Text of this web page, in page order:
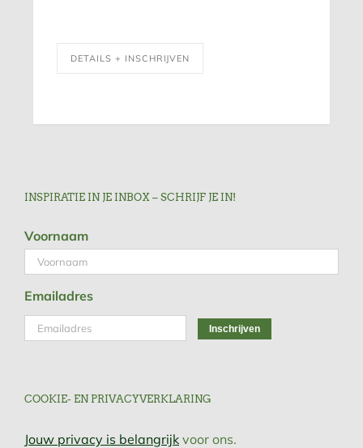
DETAILS + INSCHRIJVEN
INSPIRATIE IN JE INBOX – SCHRIJF JE IN!
Voornaam
Emailadres
COOKIE- EN PRIVACYVERKLARING
Jouw privacy is belangrijk voor ons.